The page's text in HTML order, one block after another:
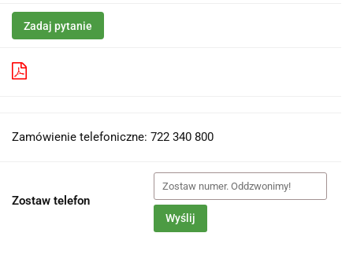
Zadaj pytanie
Zamówienie telefoniczne: 722 340 800
Zostaw telefon
Wyślij